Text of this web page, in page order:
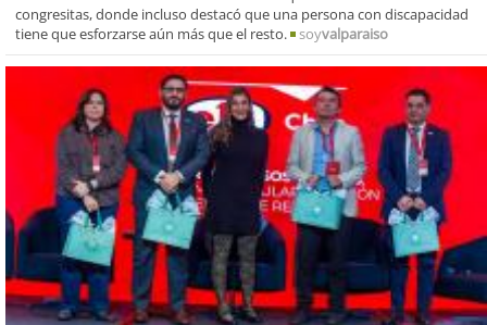
congresitas, donde incluso destacó que una persona con discapacidad
tiene que esforzarse aún más que el resto.
soyvalparaiso